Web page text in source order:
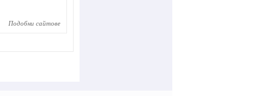
Подобни сайтове